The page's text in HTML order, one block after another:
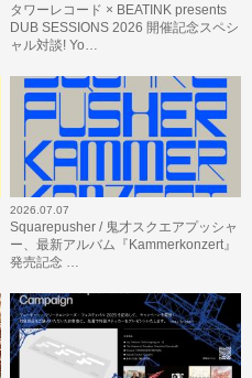
タワーレコード × BEATINK presents
DUB SESSIONS 2026 開催記念スペシ
ャル対談! Yo…
2026.07.07
Squarepusher / 鬼才スクエアプッシャ
ー、最新アルバム『Kammerkonzert』
発売記念 …